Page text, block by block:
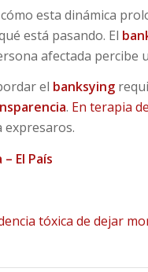
esta dinámica
está pasando. El
afectada percibe
el banksying
. En terapia
expresaros.
El País
tóxica de dejar